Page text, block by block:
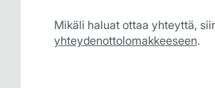
Mikäli haluat ottaa yhteyttä,
yhteydenottolomakkeeseen.